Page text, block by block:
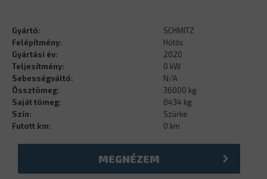
Gyártó:
SCHMITZ
Felépítmény:
Hűtős
Gyártási év:
2020
Teljesítmény:
0 kW
Sebességváltó:
N/A
Össztömeg:
36000 kg
Saját tömeg:
8434 kg
Szín:
Szürke
Futott km:
0 km
MEGNÉZEM